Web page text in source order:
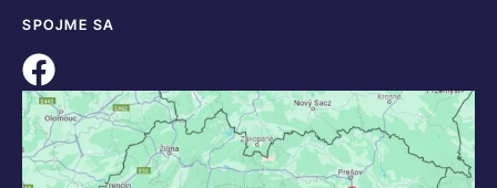
SPOJME SA